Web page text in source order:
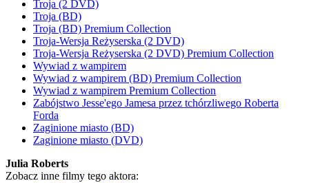
Troja (2 DVD)
Troja (BD)
Troja (BD) Premium Collection
Troja-Wersja Reżyserska (2 DVD)
Troja-Wersja Reżyserska (2 DVD) Premium Collection
Wywiad z wampirem
Wywiad z wampirem (BD) Premium Collection
Wywiad z wampirem Premium Collection
Zabójstwo Jesse'ego Jamesa przez tchórzliwego Roberta
Forda
Zaginione miasto (BD)
Zaginione miasto (DVD)
Julia Roberts
Zobacz inne filmy tego aktora: